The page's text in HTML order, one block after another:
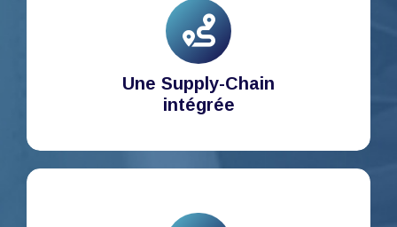
Une Supply-Chain
intégrée